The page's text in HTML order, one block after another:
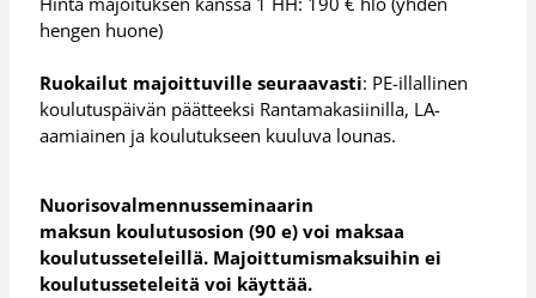
hengen huone)
Ruokailut majoittuville seuraavasti: PE-illallinen
koulutuspäivän päätteeksi Rantamakasiinilla, LA-
aamiainen ja koulutukseen kuuluva lounas.
Nuorisovalmennusseminaarin
maksun koulutusosion (90 e) voi maksaa
koulutusseteleillä. Majoittumismaksuihin ei
koulutusseteleitä voi käyttää.